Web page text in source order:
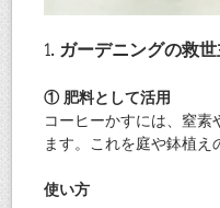
1. ガーデニングの救
① 肥料として活用
コーヒーかすには、窒
ます。これを庭や鉢植
使い方